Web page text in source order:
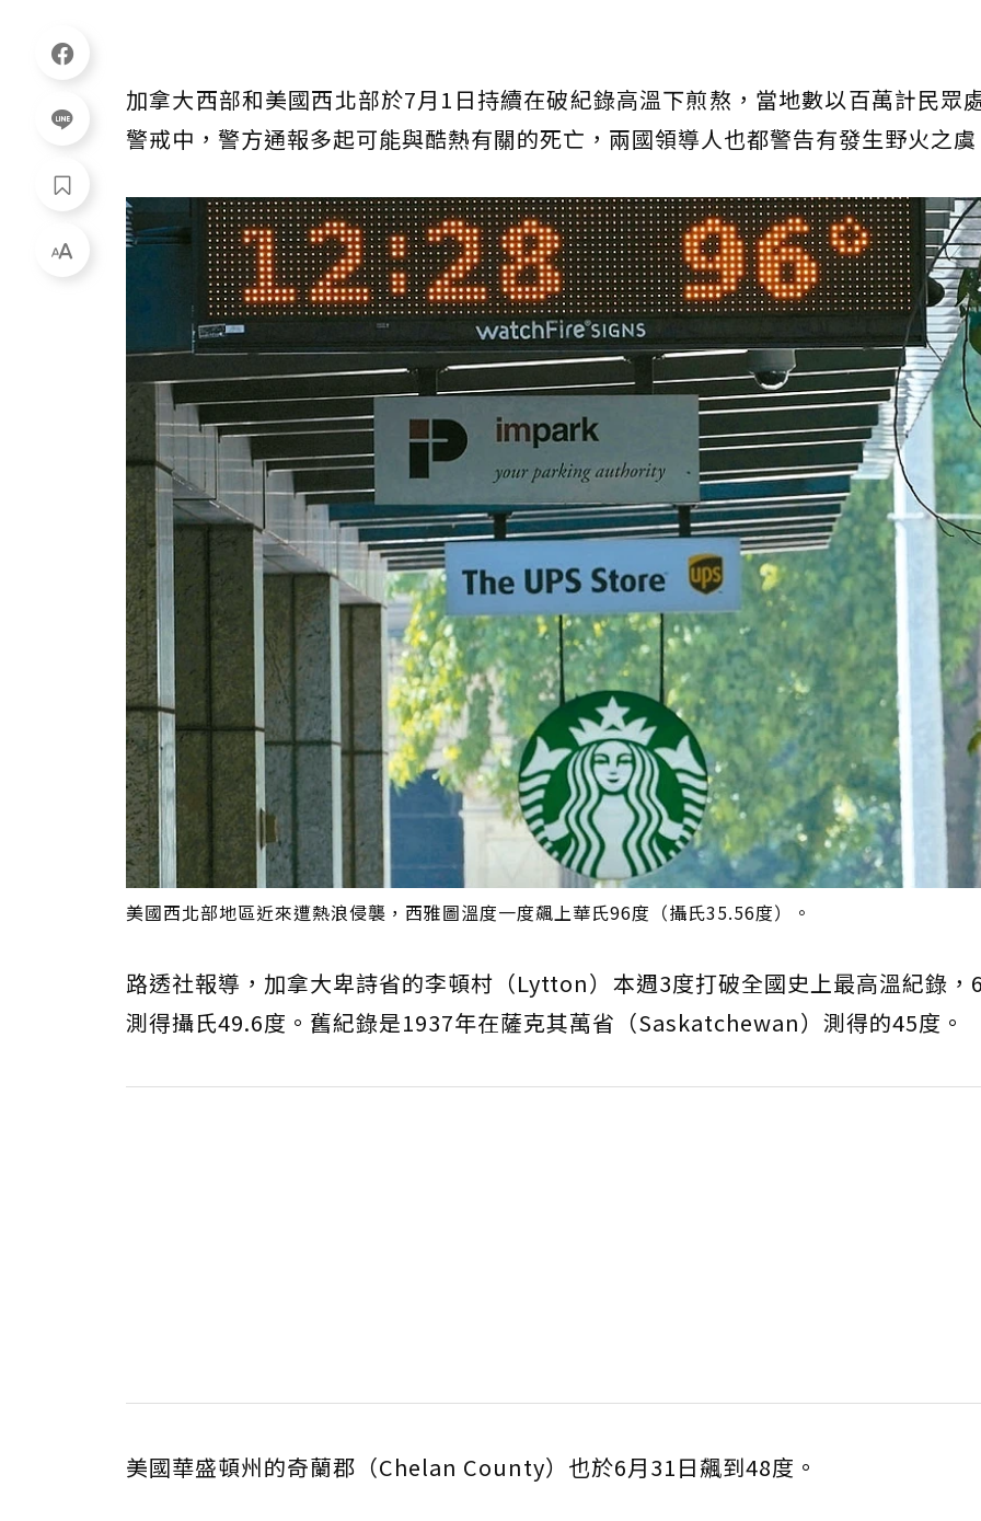
加拿大西部和美國西北部於7月1日持續在破紀錄高溫下煎熬，當地數以百萬計民眾
警戒中，警方通報多起可能與酷熱有關的死亡，兩國領導人也都警告有發生野火之
美國西北部地區近來遭熱浪侵襲，西雅圖溫度一度飆上華氏96度（攝氏35.56度）。
路透社報導，加拿大卑詩省的李頓村（Lytton）本週3度打破全國史上最高溫紀錄，
測得攝氏49.6度。舊紀錄是1937年在薩克其萬省（Saskatchewan）測得的45度。
美國華盛頓州的奇蘭郡（Chelan County）也於6月31日飆到48度。